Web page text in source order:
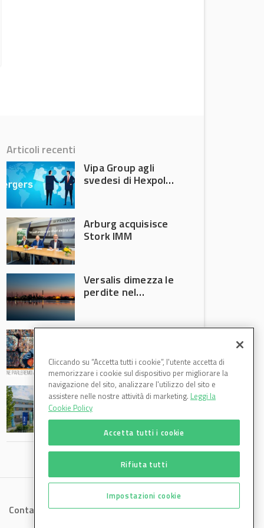
Articoli recenti
Vipa Group agli
svedesi di Hexpol
Arburg acquisisce
Stork IMM
Versalis dimezza le
perdite nel
chiedono
intervento del
Governo
Basf Italia cresce
nel primo semestre
2026: fatturato a
1,07 miliardi (+7,1%)
Contatti Privacy Cookies
Cliccando su “Accetta tutti i cookie”, l'utente accetta di
memorizzare i cookie sul dispositivo per migliorare la
navigazione del sito, analizzare l'utilizzo del sito e
assistere nelle nostre attività di marketing. Leggi la
Cookie Policy
Accetta tutti i cookie
Rifiuta tutti
Impostazioni cookie